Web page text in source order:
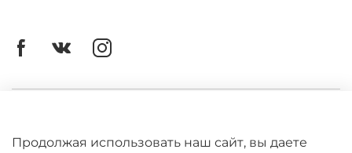
Оферта
Продолжая использовать наш сайт, вы даете